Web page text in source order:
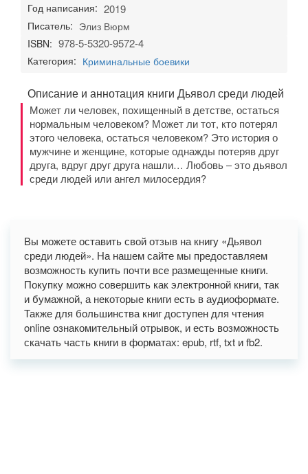
Год написания: 2019
Писатель: Элиз Вюрм
ISBN: 978-5-5320-9572-4
Категория: Криминальные боевики
Описание и аннотация книги Дьявол среди людей
Может ли человек, похищенный в детстве, остаться
нормальным человеком? Может ли тот, кто потерял
этого человека, остаться человеком? Это история о
мужчине и женщине, которые однажды потеряв друг
друга, вдруг друг друга нашли… Любовь – это дьявол
среди людей или ангел милосердия?
Вы можете оставить свой отзыв на книгу «Дьявол
среди людей». На нашем сайте мы предоставляем
возможность купить почти все размещенные книги.
Покупку можно совершить как электронной книги, так
и бумажной, а некоторые книги есть в аудиоформате.
Также для большинства книг доступен для чтения
online ознакомительный отрывок, и есть возможность
скачать часть книги в форматах: epub, rtf, txt и fb2.